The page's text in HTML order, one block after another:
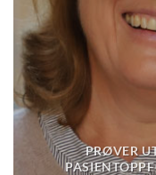
PRØVER